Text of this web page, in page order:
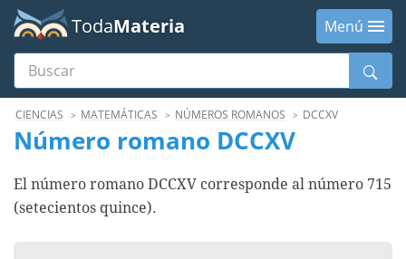
TodaMateria
Menú
Buscar
MenúCIENCIAS MATEMÁTICAS NÚMEROS ROMANOS DCCXV
Número romano DCCXV
El número romano DCCXV corresponde al número 715
(setecientos quince).